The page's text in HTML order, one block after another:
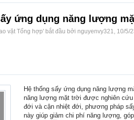
ứng dụng năng lượng
vặt Tổng hợp' bắt đầu bởi nguyenvy321, 10/5/
Hệ thống sấy ứng dụng năng lượng
năng lượng mặt trời được nghiên
đới và cận nhiệt đới, phương pháp
này giúp giảm chi phí năng lượng,